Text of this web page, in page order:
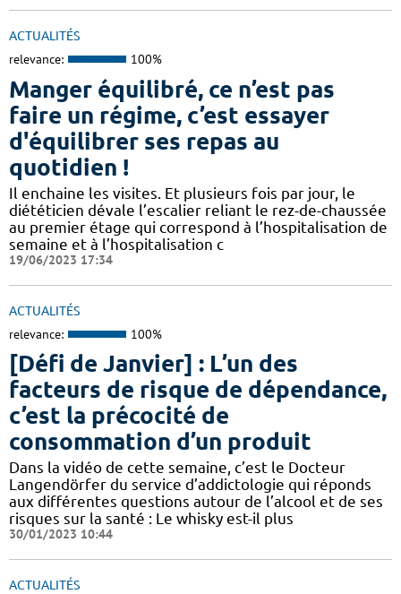
ACTUALITÉS
relevance: 100%
Manger équilibré, ce n’est pas
faire un régime, c’est essayer
d'équilibrer ses repas au
quotidien !
Il enchaine les visites. Et plusieurs fois par jour, le
diététicien dévale l’escalier reliant le rez-de-chaussée
au premier étage qui correspond à l’hospitalisation de
semaine et à l’hospitalisation c
19/06/2023 17:34
ACTUALITÉS
relevance: 100%
[Défi de Janvier] : L’un des
facteurs de risque de dépendance,
c’est la précocité de
consommation d’un produit
Dans la vidéo de cette semaine, c’est le Docteur
Langendörfer du service d’addictologie qui réponds
aux différentes questions autour de l’alcool et de ses
risques sur la santé : Le whisky est-il plus
30/01/2023 10:44
ACTUALITÉS